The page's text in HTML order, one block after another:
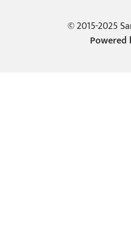
© 2015-2025
Powered